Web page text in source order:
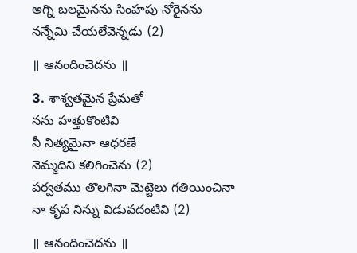
అగ్ని బలమైనను సింహపు నోరైనను
నన్నేమి చేయలేవెన్నడు (2)
॥ ఆనందించెదను ॥
3. శాశ్వతమైన ప్రేమతో
నను హత్తుకొంటివి
నీ నిత్యమైనా ఆధరణే
నెమ్మదిని కలిగించెను (2)
పర్వతము తొలగినా మెట్టెలు గతియించినా
నా కృప నిన్ను విడువదంటివి (2)
॥ ఆనందించెదను ॥